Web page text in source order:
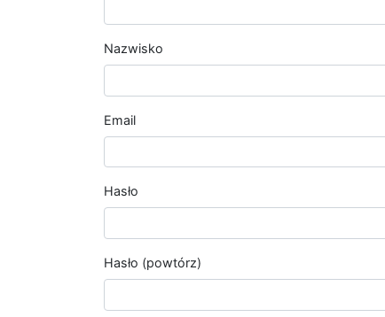
Nazwisko
Email
Hasło
Hasło (powtórz)